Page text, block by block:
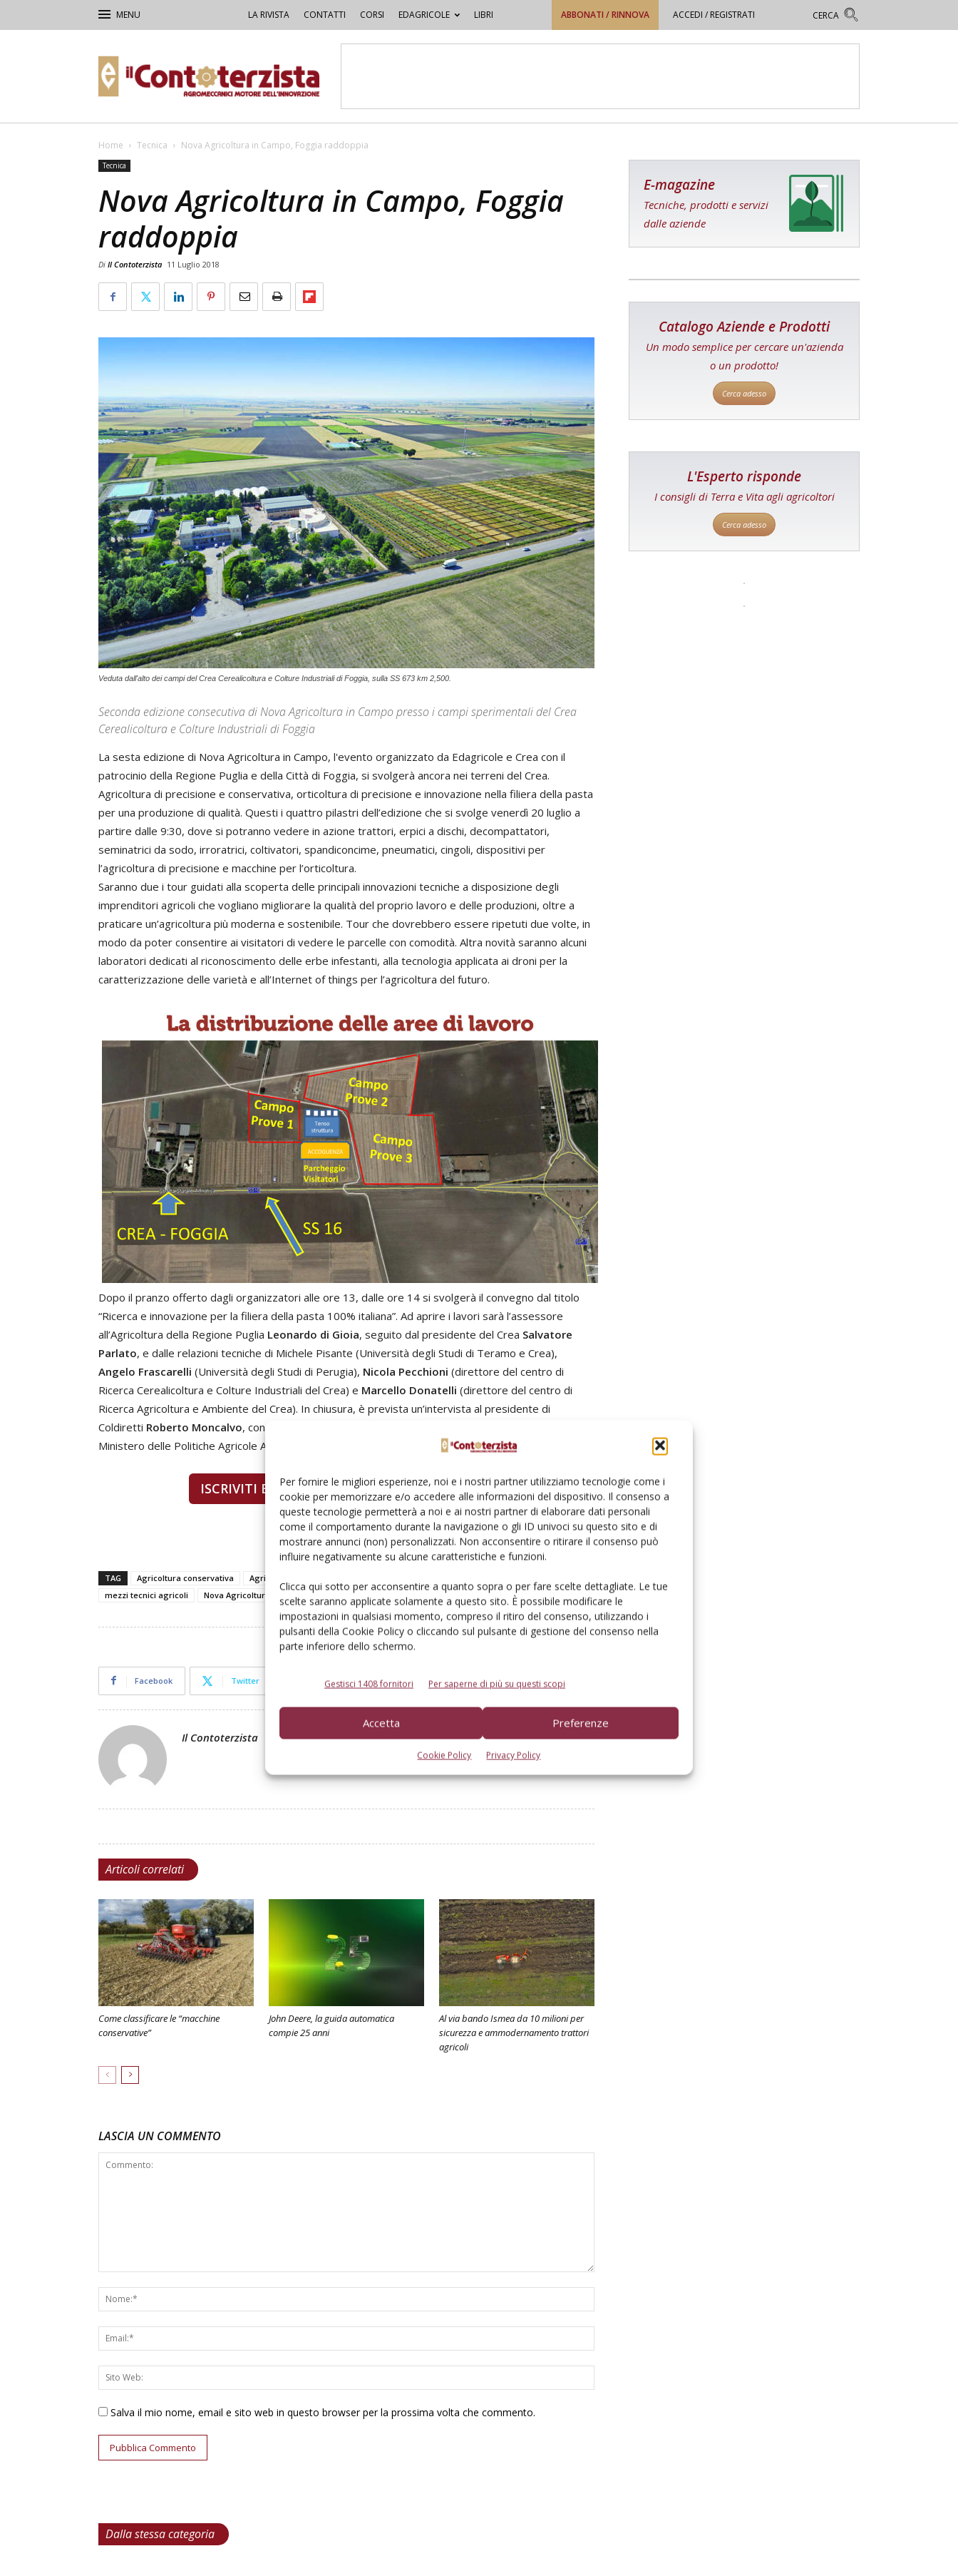
Per fornire le migliori esperienze, noi e i nostri partner utilizziamo tecnologie come i
cookie per memorizzare e/o accedere alle informazioni del dispositivo. Il consenso a
queste tecnologie permetterà a noi e ai nostri partner di elaborare dati personali
come il comportamento durante la navigazione o gli ID univoci su questo sito e di
mostrare annunci (non) personalizzati. Non acconsentire o ritirare il consenso può
influire negativamente su alcune caratteristiche e funzioni.
Clicca qui sotto per acconsentire a quanto sopra o per fare scelte dettagliate. Le tue
scelte saranno applicate solamente a questo sito. È possibile modificare le
impostazioni in qualsiasi momento, compreso il ritiro del consenso, utilizzando i
pulsanti della Cookie Policy o cliccando sul pulsante di gestione del consenso nella
parte inferiore dello schermo.
Gestisci 1408 fornitori Per saperne di più su questi scopi
Accetta Preferenze
Cookie Policy Privacy Policy
LA RIVISTA CONTATTI CORSI EDAGRICOLE LIBRI ABBONATI / RINNOVA ACCEDI / REGISTRATI
Contoterzista
Home Tecnica Nova Agricoltura in Campo, Foggia raddoppia
Tecnica
Nova Agricoltura in Campo, Foggia
raddoppia
Di Il Contoterzista 11 Luglio 2018
Veduta dall'alto dei campi del Crea Cerealicoltura e Colture Industriali di Foggia, sulla SS 673 km 2,500.
Seconda edizione consecutiva di Nova Agricoltura in Campo presso i campi sperimentali del Crea
Cerealicoltura e Colture Industriali di Foggia
La sesta edizione di Nova Agricoltura in Campo, l'evento organizzato da Edagricole e Crea con il
patrocinio della Regione Puglia e della Città di Foggia, si svolgerà ancora nei terreni del Crea.
Agricoltura di precisione e conservativa, orticoltura di precisione e innovazione nella filiera della pasta
per una produzione di qualità. Questi i quattro pilastri dell’edizione che si svolge venerdì 20 luglio a
partire dalle 9:30, dove si potranno vedere in azione trattori, erpici a dischi, decompattatori,
seminatrici da sodo, irroratrici, coltivatori, spandiconcime, pneumatici, cingoli, dispositivi per
l’agricoltura di precisione e macchine per l’orticoltura.
Saranno due i tour guidati alla scoperta delle principali innovazioni tecniche a disposizione degli
imprenditori agricoli che vogliano migliorare la qualità del proprio lavoro e delle produzioni, oltre a
praticare un’agricoltura più moderna e sostenibile. Tour che dovrebbero essere ripetuti due volte, in
modo da poter consentire ai visitatori di vedere le parcelle con comodità. Altra novità saranno alcuni
laboratori dedicati al riconoscimento delle erbe infestanti, alla tecnologia applicata ai droni per la
caratterizzazione delle varietà e all’Internet of things per l’agricoltura del futuro.
Dopo il pranzo offerto dagli organizzatori alle ore 13, dalle ore 14 si svolgerà il convegno dal titolo
“Ricerca e innovazione per la filiera della pasta 100% italiana”. Ad aprire i lavori sarà l’assessore
all’Agricoltura della Regione Puglia Leonardo di Gioia, seguito dal presidente del Crea Salvatore
Parlato, e dalle relazioni tecniche di Michele Pisante (Università degli Studi di Teramo e Crea),
Angelo Frascarelli (Università degli Studi di Perugia), Nicola Pecchioni (direttore del centro di
Ricerca Cerealicoltura e Colture Industriali del Crea) e Marcello Donatelli (direttore del centro di
Ricerca Agricoltura e Ambiente del Crea). In chiusura, è prevista un’intervista al presidente di
Coldiretti Roberto Moncalvo, con le conclusioni a cura di
Ministero delle Politiche Agricole Alimentari e Forestali.
ISCRIVITI E PARTECIPA ALL’EVENTO IN CAMPO
TAG Agricoltura conservativa Agricoltura di precisione
mezzi tecnici agricoli
Nova Agricoltura Foggia nova agricoltura in campo orticoltura Prova in campo
Facebook Twitter Linkedin Pinterest Email
Il Contoterzista
Articoli correlati
Come classificare le “macchine
conservative”
John Deere, la guida automatica
compie 25 anni
Al via bando Ismea da 10 milioni per
sicurezza e ammodernamento trattori
agricoli
LASCIA UN COMMENTO
Salva il mio nome, email e sito web in questo browser per la prossima volta che commento.
E-magazine
Tecniche, prodotti e servizi
dalle aziende
Catalogo Aziende e Prodotti
Un modo semplice per cercare un'azienda
o un prodotto!
Cerca adesso
L'Esperto risponde
I consigli di Terra e Vita agli agricoltori
Cerca adesso
Dalla stessa categoria